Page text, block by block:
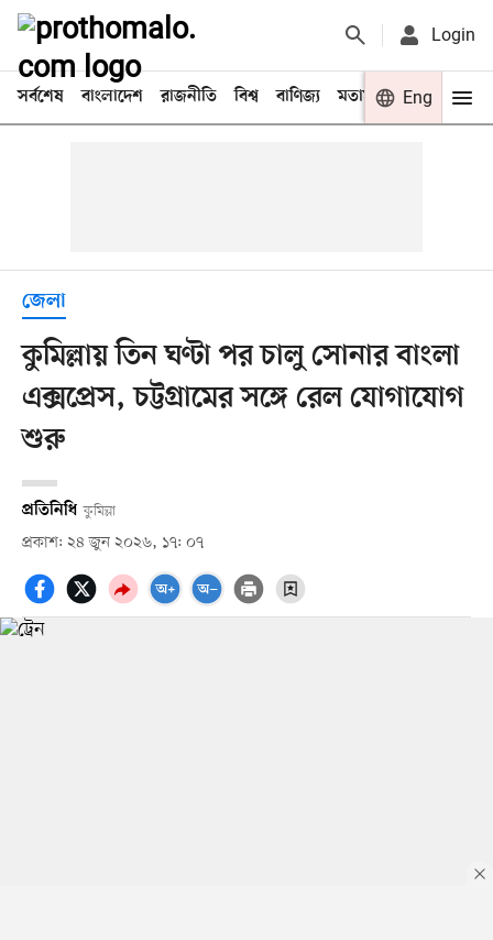
Login
সর্বশেষ বাংলাদেশ রাজনীতি বিশ্ব বাণিজ্য মতামত খেলা
Eng
জেলা
কুমিল্লায় তিন ঘণ্টা পর চালু সোনার বাংলা
এক্সপ্রেস, চট্টগ্রামের সঙ্গে রেল যোগাযোগ
শুরু
প্রতিনিধি কুমিল্লা
প্রকাশ: ২৪ জুন ২০২৬, ১৭: ০৭